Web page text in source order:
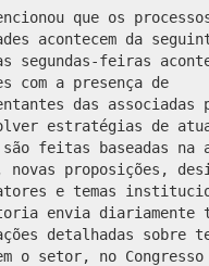
que os
acontecem da
segundas-feiras
com a presença de
das associadas
estratégias de
feitas baseadas na
novas proposições,
e temas
envia diariamente
detalhadas sobre
o setor, no Congresso